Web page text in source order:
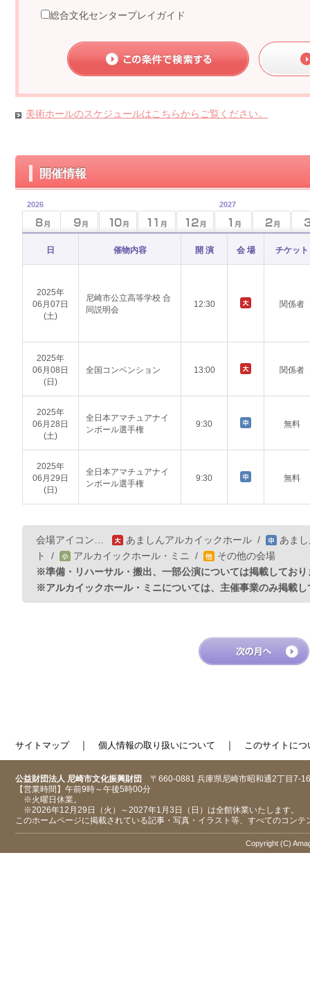
総合文化センタープレイガイド
美術ホールのスケジュールはこちらからご覧ください。
開催情報
2026 2027
日 催物内容 開 演 会 場 チケット
2025年
06月07日
(土)
尼崎市公立高等学校 合
同説明会
12:30 関係者
2025年
06月08日
(日)
全国コンベンション 13:00 関係者
2025年
06月28日
(土)
全日本アマチュアナイ
ンボール選手権
9:30 無料
2025年
06月29日
(日)
全日本アマチュアナイ
ンボール選手権
9:30 無料
会場アイコン… あましんアルカイックホール /
あま
ト
/ アルカイックホール・ミニ /
その他の会場
※準備・リハーサル・搬出、一部公演については掲載しており
※アルカイックホール・ミニについては、主催事業のみ掲載し
サイトマップ｜ 個人情報の取り扱いについて ｜ このサイトにつ
公益財団法人 尼崎市文化振興財団 〒660-0881 兵庫県尼崎市昭和通2丁目7-16
【営業時間】午前9時～午後5時00分
※火曜日休業。
※2026年12月29日（火）～2027年1月3日（日）は全館休業いたします。
このホームページに掲載されている記事・写真・イラスト等、すべてのコン
Copyright (C)